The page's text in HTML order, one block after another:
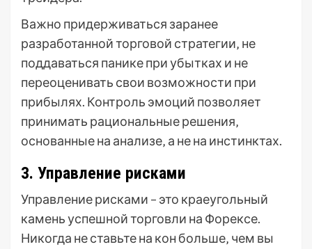
Важно придерживаться заранее
разработанной торговой стратегии‚ не
поддаваться панике при убытках и не
переоценивать свои возможности при
прибылях. Контроль эмоций позволяет
принимать рациональные решения‚
основанные на анализе‚ а не на инстинктах.
3. Управление рисками
Управление рисками – это краеугольный
камень успешной торговли на Форексе.
Никогда не ставьте на кон больше‚ чем вы